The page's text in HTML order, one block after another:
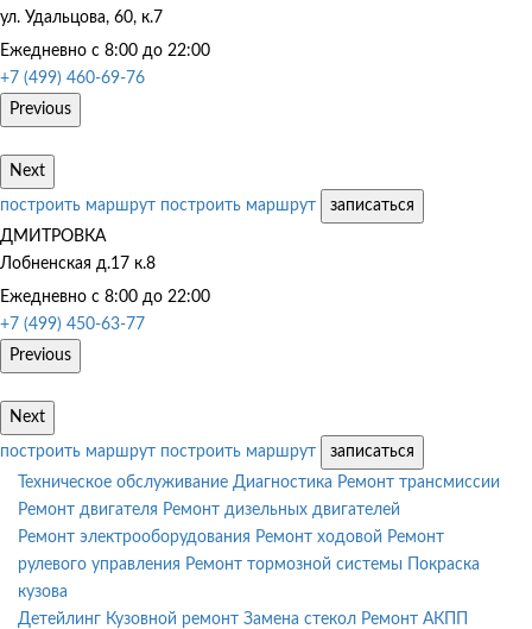
ул. Удальцова, 60, к.7
Ежедневно с 8:00 до 22:00
+7 (499) 460-69-76
Previous
Next
построить маршрут построить маршрут
записаться
ДМИТРОВКА
Лобненская д.17 к.8
Ежедневно с 8:00 до 22:00
+7 (499) 450-63-77
Previous
Next
построить маршрут построить маршрут
записаться
Техническое обслуживание Диагностика Ремонт трансмиссии
Ремонт двигателя Ремонт дизельных двигателей
Ремонт электрооборудования Ремонт ходовой Ремонт
рулевого управления Ремонт тормозной системы
Покраска
кузова
Детейлинг Кузовной ремонт Замена стекол Ремонт АКПП